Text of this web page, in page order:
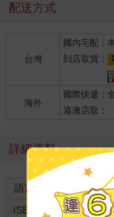
配送方式
台灣
國內宅配：
到店取貨：
海外
國際快遞：
港澳店取：
詳細資料
語言 中文繁體
ISBN